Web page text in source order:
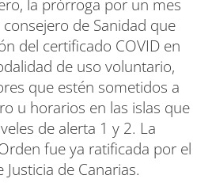
la prórroga por un mes
de Sanidad que
del certificado COVID en
de uso voluntario,
que estén sometidos a
u horarios en las islas que
de alerta 1 y 2. La
fue ya ratificada por el
de Canarias.